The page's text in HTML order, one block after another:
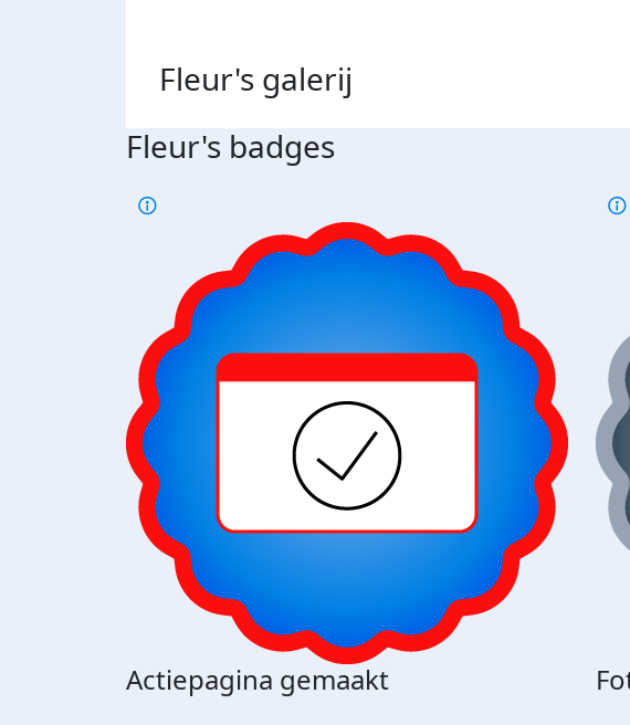
Fleur's galerij
Fleur's badges
Actiepagina gemaakt